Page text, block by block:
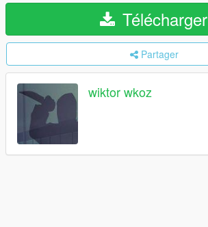
Télécharger
Partager
wiktor wkoz